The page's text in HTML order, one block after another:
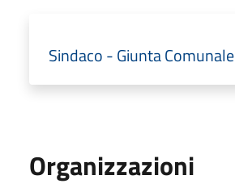
Sindaco - Giunta Comunale
Organizzazioni